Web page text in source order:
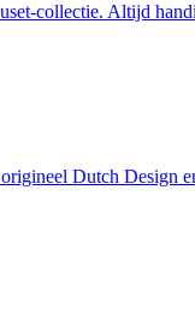
collectie. Altijd
Dutch Design